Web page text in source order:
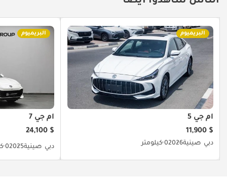
البريميوم
أم جي 5
$ 11,900
دبي صينية20260 كيلومتر
البريميوم
أم جي 7
$ 24,100
دبي صينية20250 كيلومتر
مما يجعلها صفقة رابحة للمستخدم النهائي أو كمخزن للقيمة.
تم إنشاء هذه الإحصاءات بواسطة الذكاء الاصطناعي اعتماداً على بيانات
خبراء السوق. يُرجى دائماً فحص السيارة قبل الشراء.